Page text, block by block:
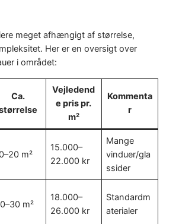
meget afhængigt af størrelse,
Her er en oversigt over
i området:
Ca.
Vejledend
e pris pr.
m²
Kommenta
r
m²
15.000–
22.000 kr
Mange
vinduer/gla
ssider
m²
18.000–
26.000 kr
Standardm
aterialer